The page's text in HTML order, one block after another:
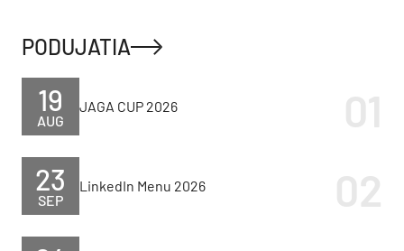
PODUJATIA
AUG
19 JAGA CUP 2026
SEP
23 LinkedIn Menu 2026